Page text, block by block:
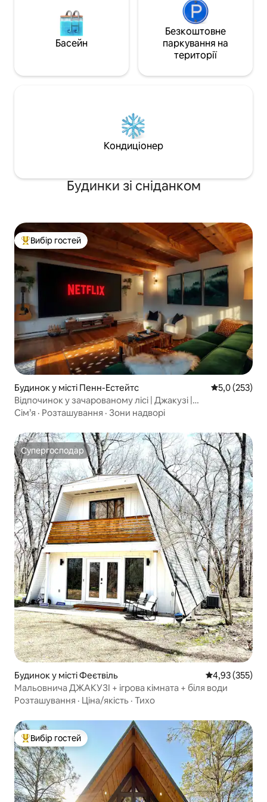
Басейн
Безкоштовне
паркування на
території
Кондиціонер
Будинки зі сніданком
Топ вибір гостей
Вибір гостей
Будинок у місті Пенн-Естейтс Середня
5,0 (253)
Відпочинок у зачарованому лісі | Джакузі |
Кінопроекційний екран
Сім’я · Розташування · Зони надворі
Супергосподар
Супергосподар
Будинок у місті Феєтвіль Середня
4,93 (355)
Мальовнича ДЖАКУЗІ + ігрова кімната + біля води
Розташування · Ціна/якість · Тихо
Топ вибір гостей
Вибір гостей